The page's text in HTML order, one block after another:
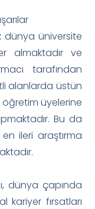
dünya üniversite
almaktadır ve
tarafından
alanlarda üstün
üyelerine
Bu da
ileri araştırma
dünya çapında
kariyer fırsatları